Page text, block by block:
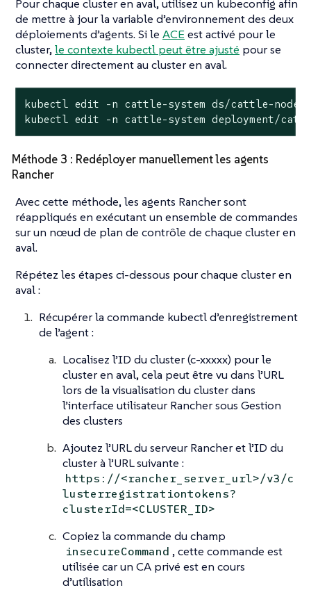
Pour chaque cluster en aval, utilisez un kubeconfig afin
de mettre à jour la variable d’environnement des deux
déploiements d’agents. Si le ACEest activé pour le
cluster,le contexte kubectl peut être ajusté pour se
connecter directement au cluster en aval.
kubectl edit -n cattle-system ds/cattle-node-
kubectl edit -n cattle-system deployment/
Méthode 3 : Redéployer manuellement les agents
Rancher
Avec cette méthode, les agents Rancher sont
réappliqués en exécutant un ensemble de commandes
sur un nœud de plan de contrôle de chaque cluster en
aval.
Répétez les étapes ci-dessous pour chaque cluster en
aval :
Récupérer la commande kubectl d’enregistrement
de l’agent :
Localisez l’ID du cluster (c-xxxxx) pour le
cluster en aval, cela peut être vu dans l’URL
lors de la visualisation du cluster dans
l’interface utilisateur Rancher sous Gestion
des clusters
Ajoutez l’URL du serveur Rancher et l’ID du
cluster à l’URL suivante :
https://<rancher_server_url>/v3/c
lusterregistrationtokens?
clusterId=<CLUSTER_ID>
Copiez la commande du champ
insecureCommand , cette commande est
utilisée car un CA privé est en cours
d’utilisation